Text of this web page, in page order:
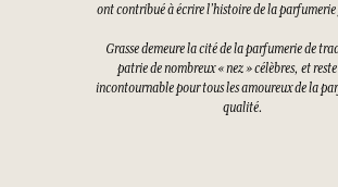
ont contribué à écrire l’histoire de la parfumerie
Grasse demeure la cité de la parfumerie de
patrie de nombreux « nez » célèbres, et
incontournable pour tous les amoureux de la
qualité.